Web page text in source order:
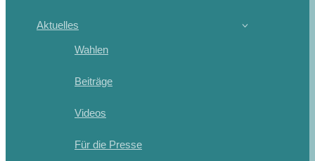
Aktuelles
Wahlen
Beiträge
Videos
Für die Presse